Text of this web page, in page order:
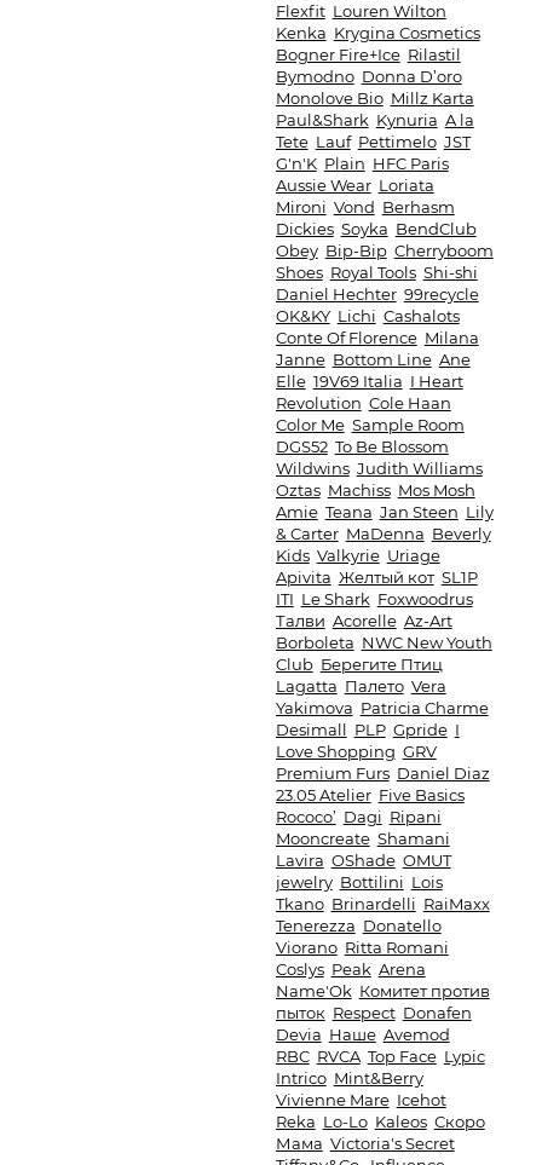
Flexfit Louren Wilton
Kenka Krygina Cosmetics
Bogner Fire+Ice Rilastil
Bymodno Donna D’oro
Monolove Bio Millz Karta
Paul&Shark Kynuria A la
Tete Lauf Pettimelo JST
G'n'K Plain HFC Paris
Aussie Wear Loriata
Mironi Vond Berhasm
Dickies Soyka BendClub
Obey Bip-Bip Cherryboom
Shoes Royal Tools Shi-shi
Daniel Hechter 99recycle
OK&KY Lichi Cashalots
Conte Of Florence Milana
Janne Bottom Line Ane
Elle 19V69 Italia I Heart
Revolution Cole Haan
Color Me Sample Room
DGS52 To Be Blossom
Wildwins Judith Williams
Oztas Machiss Mos Mosh
Amie Teana Jan Steen Lily
& Carter MaDenna Beverly
Kids Valkyrie Uriage
Apivita Желтый кот SL1P
ITI Le Shark Foxwoodrus
Талви Acorelle Az-Art
Borboleta NWC New Youth
Club Берегите Птиц
Lagatta Палето Vera
Yakimova Patricia Charme
Desimall PLP Gpride I
Love Shopping GRV
Premium Furs Daniel Diaz
23.05 Atelier Five Basics
Rococo’ Dagi Ripani
Mooncreate Shamani
Lavira OShade OMUT
jewelry Bottilini Lois
Tkano Brinardelli RaiMaxx
Tenerezza Donatello
Viorano Ritta Romani
Coslys Peak Arena
Name'Ok Комитет против
пыток Respect Donafen
Devia Наше Avemod
RBC RVCA Top Face Lypic
Intrico Mint&Berry
Vivienne Mare Icehot
Reka Lo-Lo Kaleos Скоро
Мама Victoria's Secret